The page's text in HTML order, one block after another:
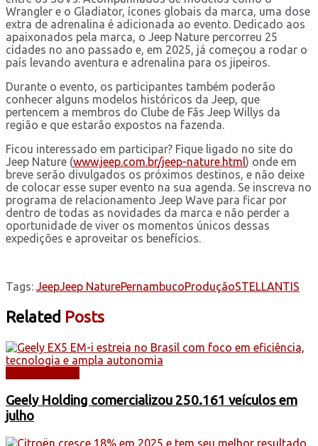
Wrangler e o Gladiator, ícones globais da marca, uma dose
extra de adrenalina é adicionada ao evento. Dedicado aos
apaixonados pela marca, o Jeep Nature percorreu 25
cidades no ano passado e, em 2025, já começou a rodar o
país levando aventura e adrenalina para os jipeiros.
Durante o evento, os participantes também poderão
conhecer alguns modelos históricos da Jeep, que
pertencem a membros do Clube de Fãs Jeep Willys da
região e que estarão expostos na fazenda.
Ficou interessado em participar? Fique ligado no site do
Jeep Nature (www.jeep.com.br/jeep-nature.html) onde em
breve serão divulgados os próximos destinos, e não deixe
de colocar esse super evento na sua agenda. Se inscreva no
programa de relacionamento Jeep Wave para ficar por
dentro de todas as novidades da marca e não perder a
oportunidade de viver os momentos únicos dessas
expedições e aproveitar os benefícios.
Tags: JeepJeep NaturePernambucoProduçãoSTELLANTIS
Related Posts
Geely Holding comercializou 250.161 veículos em
julho